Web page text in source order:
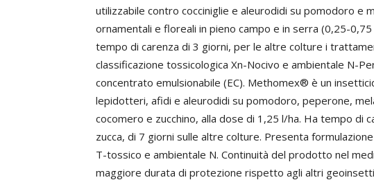
utilizzabile contro cocciniglie e aleurodidi su pomodoro e
ornamentali e floreali in pieno campo e in serra (0,25-
tempo di carenza di 3 giorni, per le altre colture i
classificazione tossicologica Xn-Nocivo e ambientale N-
concentrato emulsionabile (EC). Methomex® è un
lepidotteri, afidi e aleurodidi su pomodoro, peperone,
cocomero e zucchino, alla dose di 1,25 l/ha. Ha tempo di
zucca, di 7 giorni sulle altre colture. Presenta
T-tossico e ambientale N. Continuità del prodotto nel
maggiore durata di protezione rispetto agli altri